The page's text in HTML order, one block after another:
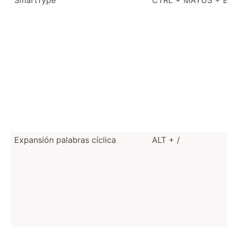
Expansión palabras cíclica ALT + /